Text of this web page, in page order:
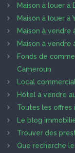
Maison à louer à
Maison à louer à
Maison à vendre
Maison à vendre
Fonds de
Cameroun
Local
Hôtel à vendre
Toutes les offres
Le blog
Trouver des
Que recherche